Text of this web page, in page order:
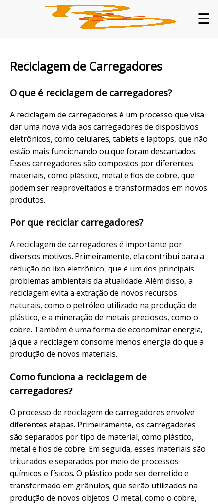
☰
Reciclagem de Carregadores
O que é reciclagem de carregadores?
A reciclagem de carregadores é um processo que visa
dar uma nova vida aos carregadores de dispositivos
eletrônicos, como celulares, tablets e laptops, que não
estão mais funcionando ou que foram descartados.
Esses carregadores são compostos por diferentes
materiais, como plástico, metal e fios de cobre, que
podem ser reaproveitados e transformados em novos
produtos.
Por que reciclar carregadores?
A reciclagem de carregadores é importante por
diversos motivos. Primeiramente, ela contribui para a
redução do lixo eletrônico, que é um dos principais
problemas ambientais da atualidade. Além disso, a
reciclagem evita a extração de novos recursos
naturais, como o petróleo utilizado na produção de
plástico, e a mineração de metais preciosos, como o
cobre. Também é uma forma de economizar energia,
já que a reciclagem consome menos energia do que a
produção de novos materiais.
Como funciona a reciclagem de
carregadores?
O processo de reciclagem de carregadores envolve
diferentes etapas. Primeiramente, os carregadores
são separados por tipo de material, como plástico,
metal e fios de cobre. Em seguida, esses materiais são
triturados e separados por meio de processos
químicos e físicos. O plástico pode ser derretido e
transformado em grânulos, que serão utilizados na
produção de novos objetos. O metal, como o cobre,